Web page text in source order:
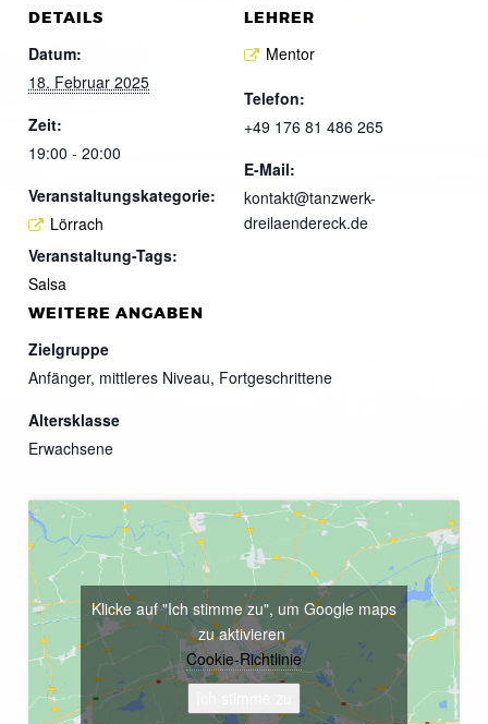
DETAILS
Datum:
18. Februar 2025
Zeit:
19:00 - 20:00
Veranstaltungskategorie:
Lörrach
Veranstaltung-Tags:
Salsa
LEHRER
Mentor
Telefon:
+49 176 81 486 265
E-Mail:
kontakt@tanzwerk-
dreilaendereck.de
WEITERE ANGABEN
Zielgruppe
Anfänger, mittleres Niveau, Fortgeschrittene
Altersklasse
Erwachsene
Klicke auf "Ich stimme zu", um Google maps
zu aktivieren
Cookie-Richtlinie